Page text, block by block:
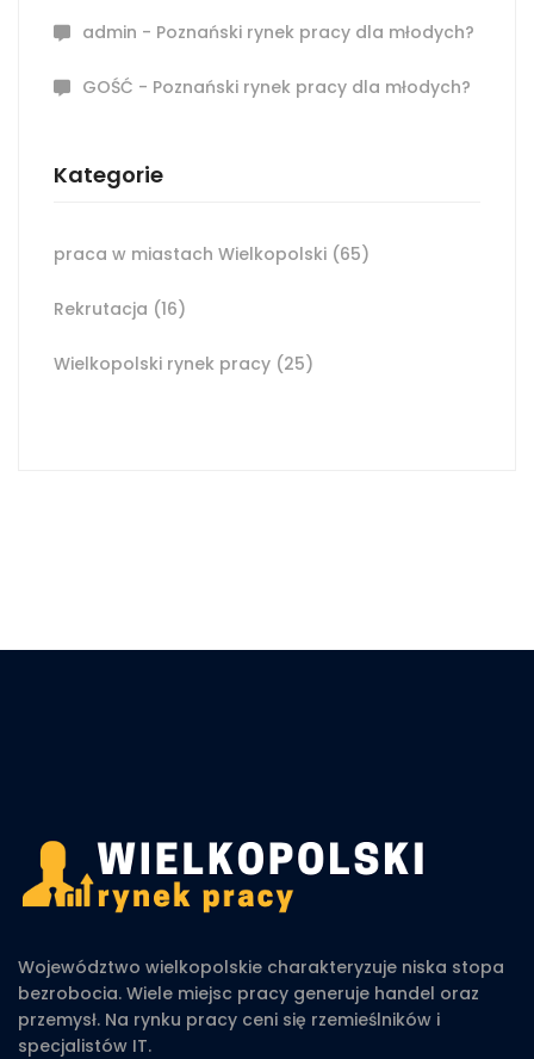
admin - Poznański rynek pracy dla młodych?
GOŚĆ - Poznański rynek pracy dla młodych?
Kategorie
praca w miastach Wielkopolski (65)
Rekrutacja (16)
Wielkopolski rynek pracy (25)
Województwo wielkopolskie charakteryzuje niska stopa
bezrobocia. Wiele miejsc pracy generuje handel oraz
przemysł. Na rynku pracy ceni się rzemieślników i
specjalistów IT.